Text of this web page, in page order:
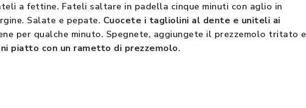
a fettine. Fateli saltare in padella cinque minuti con aglio in
Salate e pepate. Cuocete i tagliolini al dente e uniteli ai
per qualche minuto. Spegnete, aggiungete il prezzemolo tritato e
piatto con un rametto di prezzemolo.